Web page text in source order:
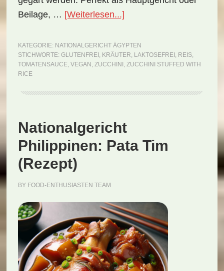
Beilage, … [Weiterlesen...]ÜberNationalgericht
Zucchini
Stuffed
KATEGORIE: NATIONALGERICHT ÄGYPTEN
STICHWORTE: GLUTENFREI , KRÄUTER, LAKTOSEFREI , REIS,
TOMATENSAUCE, VEGAN , ZUCCHINI , ZUCCHINI STUFFED WITH
RICE
Nationalgericht
Philippinen: Pata Tim
(Rezept)
BY FOOD-ENTHUSIASTEN TEAM